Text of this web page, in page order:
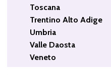
Toscana
Trentino Alto Adige
Umbria
Valle Daosta
Veneto